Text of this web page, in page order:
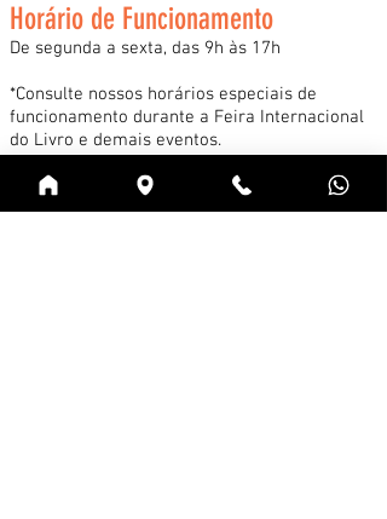
Horário de Funcionamento
De segunda a sexta, das 9h às 17h
*Consulte nossos horários especiais de
funcionamento durante a Feira Internacional
do Livro e demais eventos.